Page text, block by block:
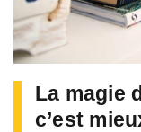
La magie
c’est